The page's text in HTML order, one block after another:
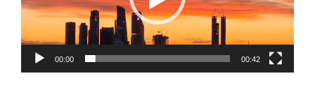
00:00 00:42